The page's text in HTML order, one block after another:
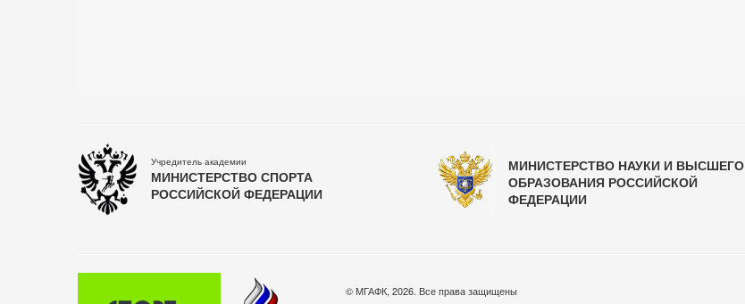
Учредитель академии
МИНИСТЕРСТВО СПОРТА
РОССИЙСКОЙ ФЕДЕРАЦИИ
МИНИСТЕРСТВО НАУКИ И ВЫСШЕГО
ОБРАЗОВАНИЯ РОССИЙСКОЙ
ФЕДЕРАЦИИ
© МГАФК, 2026. Все права защищены